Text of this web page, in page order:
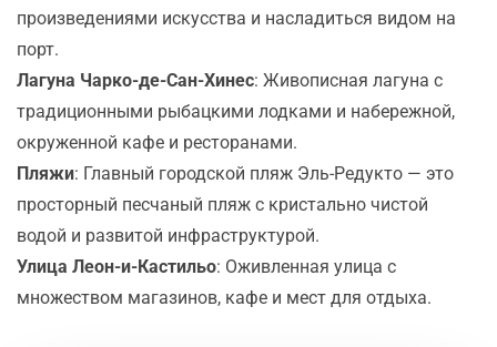
произведениями искусства и насладиться видом на
порт.
Лагуна Чарко-де-Сан-Хинес: Живописная лагуна с
традиционными рыбацкими лодками и набережной,
окруженной кафе и ресторанами.
Пляжи: Главный городской пляж Эль-Редуктo — это
просторный песчаный пляж с кристально чистой
водой и развитой инфраструктурой.
Улица Леон-и-Кастильо: Оживленная улица с
множеством магазинов, кафе и мест для отдыха.